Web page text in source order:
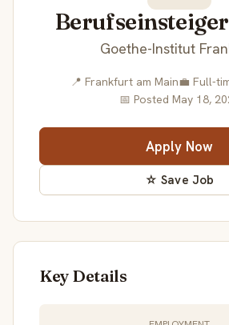
Goethe-Institut
📍 Frankfurt am Main💼 Full-
📅 Posted May 18,
Apply Now
☆ Save Job
Key Details